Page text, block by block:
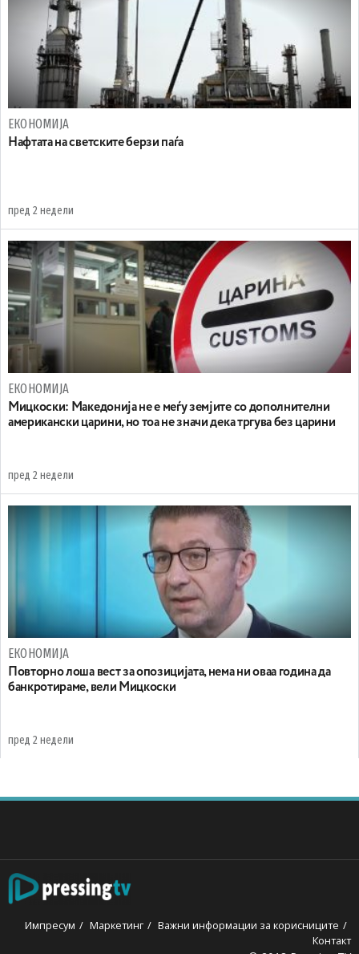
ЕКОНОМИЈА
Нафтата на светските берзи паѓа
пред 2 недели
ЕКОНОМИЈА
Мицкоски: Македонија не е меѓу земјите со дополнителни
американски царини, но тоа не значи дека тргува без царини
пред 2 недели
ЕКОНОМИЈА
Повторно лоша вест за опозицијата, нема ни оваа година да
банкротираме, вели Мицкоски
пред 2 недели
Импресум Маркетинг
Важни информации за корисниците
Контакт